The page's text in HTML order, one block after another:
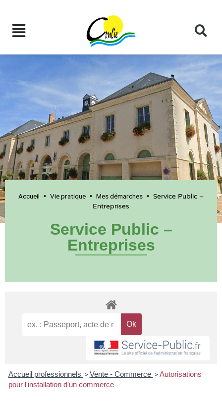
Accueil • Vie pratique • Mes démarches • Service Public –
Entreprises
Service Public –
Entreprises
Accueil professionnels > Vente - Commerce > Autorisations
pour l'installation d'un commerce